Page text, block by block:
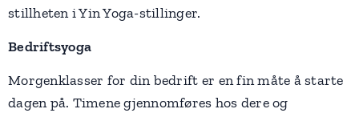
stillheten i Yin Yoga-stillinger.
Bedriftsyoga
Morgenklasser for din bedrift er en fin måte å starte
dagen på. Timene gjennomføres hos dere og